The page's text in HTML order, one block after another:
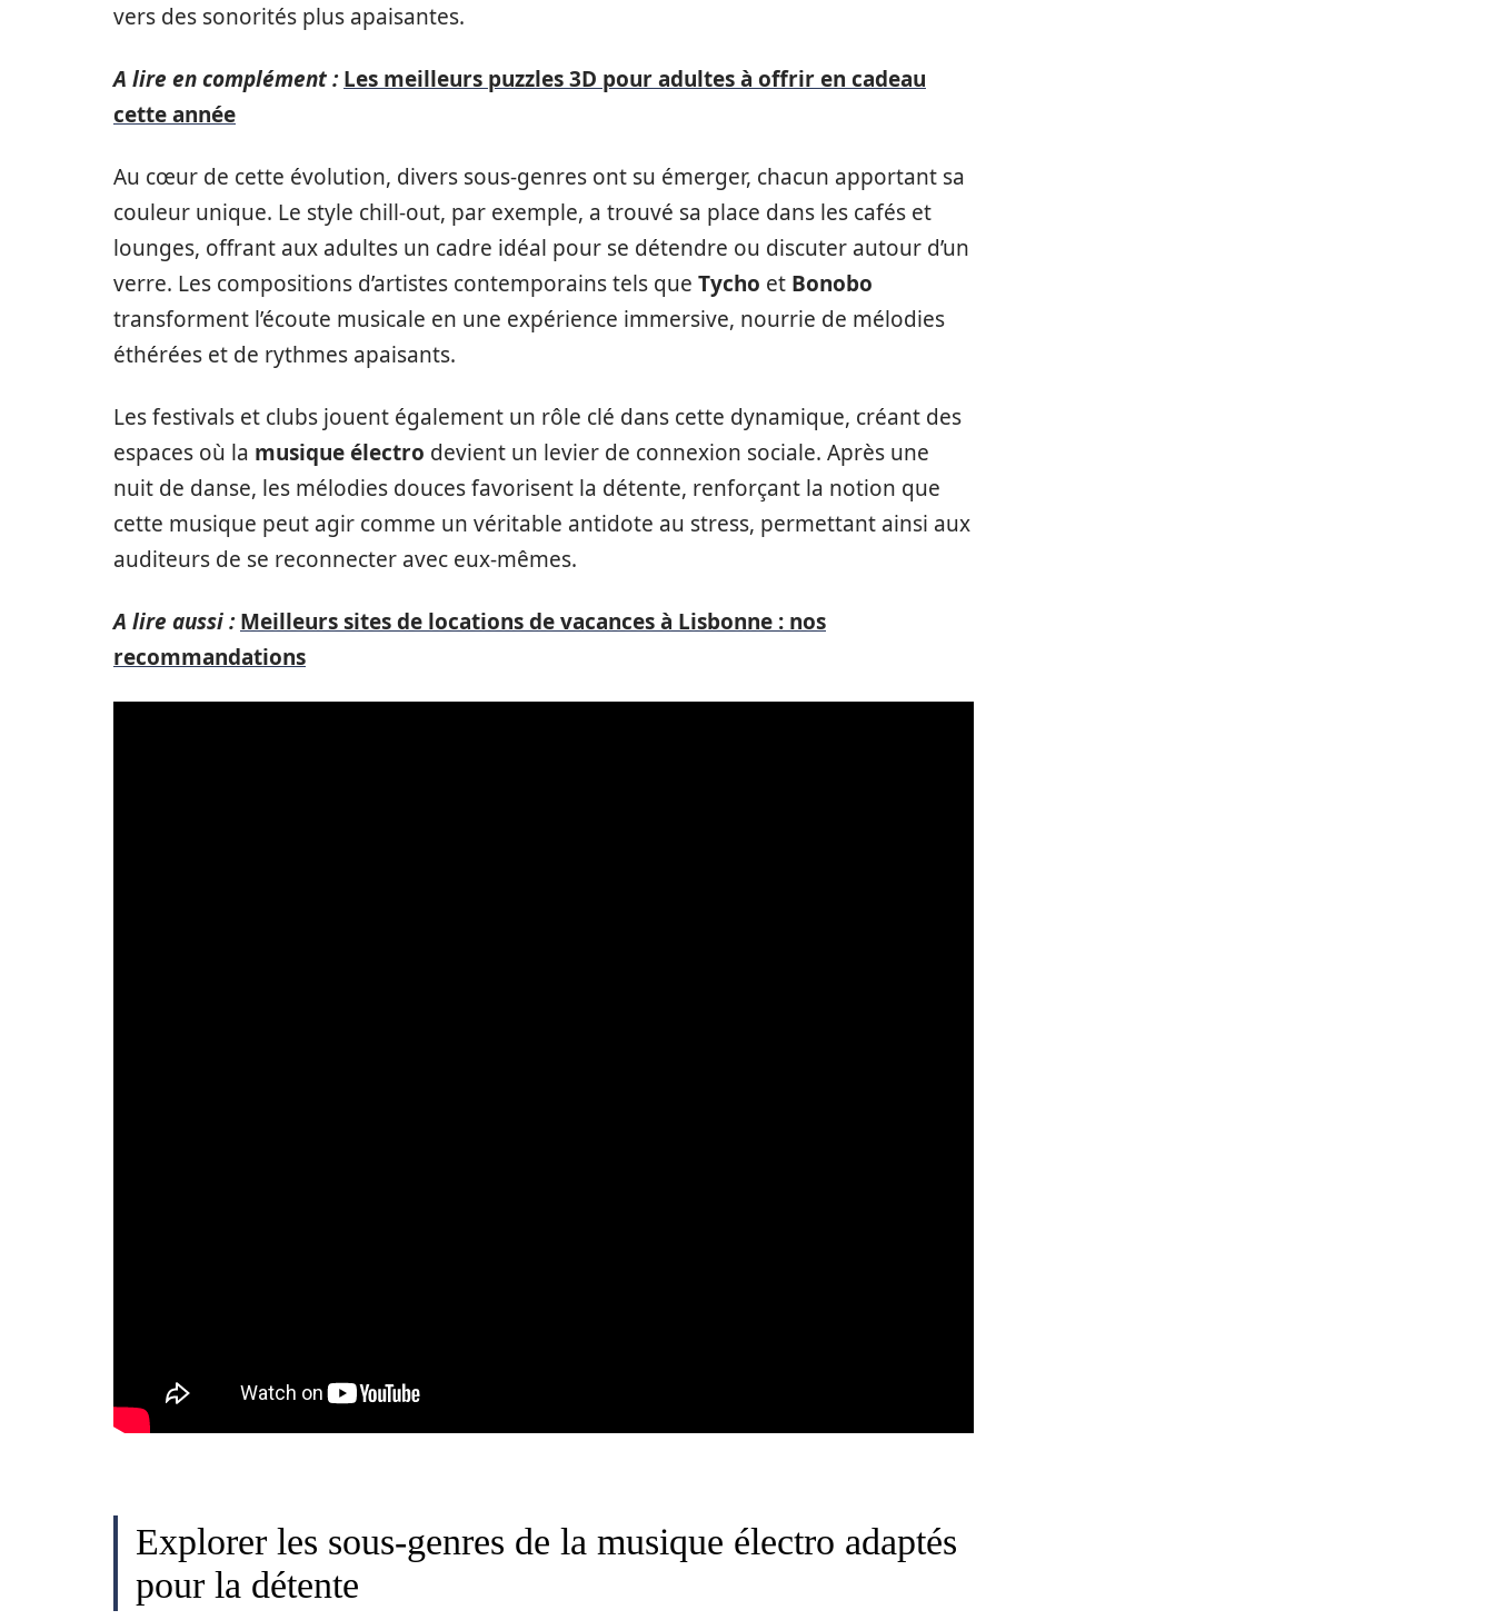
vers des sonorités plus apaisantes.
A lire en complément : Les meilleurs puzzles 3D pour adultes à offrir en cadeau
cette année
Au cœur de cette évolution, divers sous-genres ont su émerger, chacun apportant sa
couleur unique. Le style chill-out, par exemple, a trouvé sa place dans les cafés et
lounges, offrant aux adultes un cadre idéal pour se détendre ou discuter autour d’un
verre. Les compositions d’artistes contemporains tels que Tycho et Bonobo
transforment l’écoute musicale en une expérience immersive, nourrie de mélodies
éthérées et de rythmes apaisants.
Les festivals et clubs jouent également un rôle clé dans cette dynamique, créant des
espaces où la musique électro devient un levier de connexion sociale. Après une
nuit de danse, les mélodies douces favorisent la détente, renforçant la notion que
cette musique peut agir comme un véritable antidote au stress, permettant ainsi aux
auditeurs de se reconnecter avec eux-mêmes.
A lire aussi : Meilleurs sites de locations de vacances à Lisbonne : nos
recommandations
Explorer les sous-genres de la musique électro adaptés
pour la détente